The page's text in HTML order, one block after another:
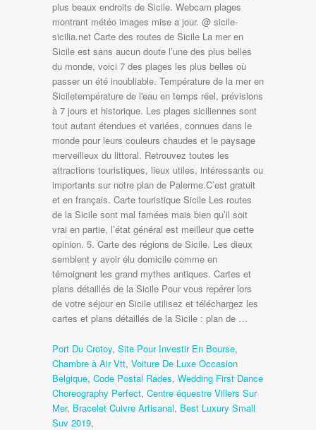
plus beaux endroits de Sicile. Webcam plages
montrant météo images mise a jour. @ sicile-
sicilia.net Carte des routes de Sicile La mer en
Sicile est sans aucun doute l’une des plus belles
du monde, voici 7 des plages les plus belles où
passer un été inoubliable. Température de la mer en
Siciletempérature de l'eau en temps réel, prévisions
à 7 jours et historique. Les plages siciliennes sont
tout autant étendues et variées, connues dans le
monde pour leurs couleurs chaudes et le paysage
merveilleux du littoral. Retrouvez toutes les
attractions touristiques, lieux utiles, intéressants ou
importants sur notre plan de Palerme.C’est gratuit
et en français. Carte touristique Sicile Les routes
de la Sicile sont mal famées mais bien qu’il soit
vrai en partie, l’état général est meilleur que cette
opinion. 5. Carte des régions de Sicile. Les dieux
semblent y avoir élu domicile comme en
témoignent les grand mythes antiques. Cartes et
plans détaillés de la Sicile Pour vous repérer lors
de votre séjour en Sicile utilisez et téléchargez les
cartes et plans détaillés de la Sicile : plan de …
Port Du Crotoy, Site Pour Investir En Bourse,
Chambre à Air Vtt, Voiture De Luxe Occasion
Belgique, Code Postal Rades, Wedding First Dance
Choreography Perfect, Centre équestre Villers Sur
Mer, Bracelet Cuivre Artisanal, Best Luxury Small
Suv 2019,